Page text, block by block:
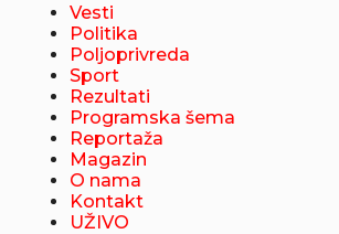
Vesti
Politika
Poljoprivreda
Sport
Rezultati
Programska šema
Reportaža
Magazin
O nama
Kontakt
UŽIVO